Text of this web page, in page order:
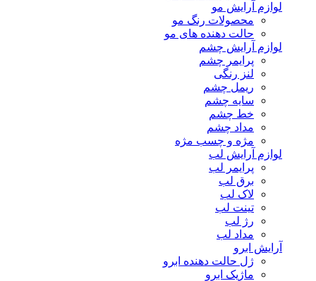
لوازم آرایش مو
محصولات رنگ مو
حالت دهنده های مو
لوازم آرایش چشم
پرایمر چشم
لنز رنگی
ریمل چشم
سایه چشم
خط چشم
مداد چشم
مژه و چسب مژه
لوازم آرایش لب
پرایمر لب
برق لب
لاک لب
تینت لب
رژ لب
مداد لب
آرایش ابرو
ژل حالت دهنده ابرو
ماژیک ابرو